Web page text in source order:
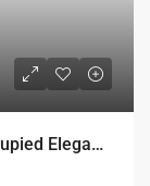
“Discover Puerto Plata’s Charm: Unoccupied Elegance at Sebastian Residences”